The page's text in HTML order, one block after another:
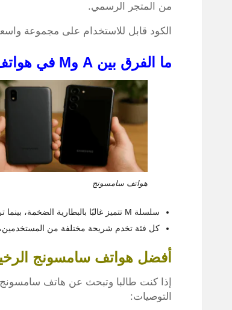
من المتجر الرسمي.
الكود قابل للاستخدام على مجموعة
ما الفرق بين A وM في هواتف سامسونج الرخيصة؟
هواتف سامسونج
سلسلة M تتميز غالبًا بالبطارية الضخمة، بينما تركز سلسلة A على التوازن بين التصميم والأداء.
كل فئة تخدم شريحة مختلفة من المستخدمين،
أفضل هواتف سامسونج
إذا كنت طالبا وتبحث عن هاتف
التوصيات: